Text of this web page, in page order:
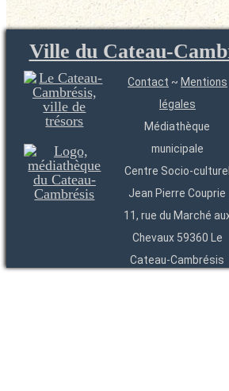
Ville du Cateau-
Contact ~ Mentions
légales
Médiathèque
municipale
Centre Socio-culturel
Jean Pierre Couprie
11, rue du Marché
Chevaux 59360 Le
Cateau-Cambrésis